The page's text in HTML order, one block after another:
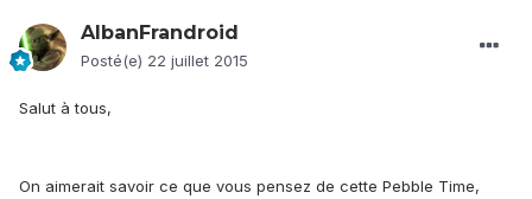
AlbanFrandroid
Posté(e) 22 juillet 2015
Salut à tous,
On aimerait savoir ce que vous pensez de cette Pebble Time,